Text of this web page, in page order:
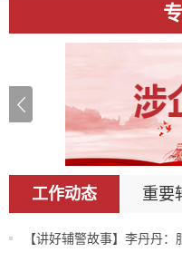
工作动态 重要
【讲好辅警故事】李丹丹：